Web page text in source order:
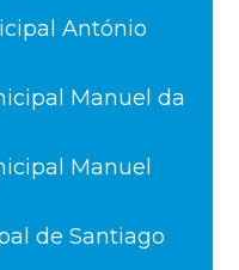
António
Manuel da
Manuel
de Santiago